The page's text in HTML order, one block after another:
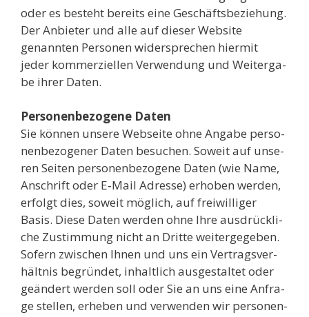
oder es besteht bereits eine Geschäfts­be­zie­hung.
Der Anbie­ter und alle auf die­ser Web­site
genann­ten Per­so­nen wider­spre­chen hier­mit
jeder kom­mer­zi­el­len Ver­wen­dung und Wei­ter­ga­
be ihrer Daten.
Per­so­nen­be­zo­ge­ne Daten
Sie kön­nen unse­re Web­sei­te ohne Anga­be per­so­
nen­be­zo­ge­ner Daten besu­chen. Soweit auf unse­
ren Sei­ten per­so­nen­be­zo­ge­ne Daten (wie Name,
Anschrift oder E‑Mail Adres­se) erho­ben wer­den,
erfolgt dies, soweit mög­lich, auf frei­wil­li­ger
Basis. Die­se Daten wer­den ohne Ihre aus­drück­li­
che Zustim­mung nicht an Drit­te wei­ter­ge­ge­ben.
Sofern zwi­schen Ihnen und uns ein Ver­trags­ver­
hält­nis begrün­det, inhalt­lich aus­ge­stal­tet oder
geän­dert wer­den soll oder Sie an uns eine Anfra­
ge stel­len, erhe­ben und ver­wen­den wir per­so­nen­